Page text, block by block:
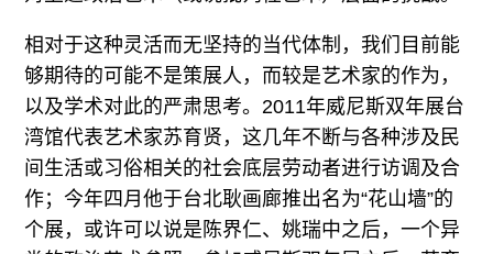
相对于这种灵活而无坚持的当代体制，我们目前能
够期待的可能不是策展人，而较是艺术家的作为，
以及学术对此的严肃思考。2011年威尼斯双年展台
湾馆代表艺术家苏育贤，这几年不断与各种涉及民
间生活或习俗相关的社会底层劳动者进行访调及合
作；今年四月他于台北耿画廊推出名为“花山墙”的
个展，或许可以说是陈界仁、姚瑞中之后，一个异